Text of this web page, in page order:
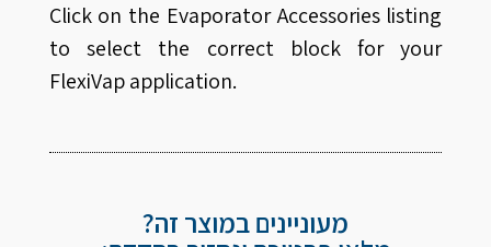
Click on the Evaporator Accessories listing
to select the correct block for your
FlexiVap application.
מעוניינים במוצר זה?